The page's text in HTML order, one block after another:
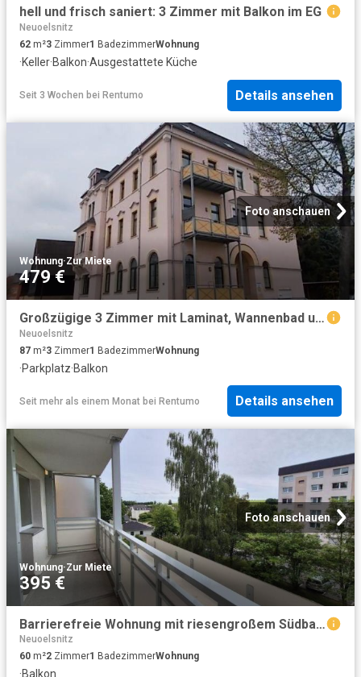
hell und frisch saniert: 3 Zimmer mit Balkon im EG
Neuoelsnitz
62 m²3 Zimmer1 BadezimmerWohnung
·Keller·Balkon·Ausgestattete Küche
Seit 3 Wochen bei Rentumo Details ansehen
Foto anschauen
Wohnung·Zur Miete
479 €
Großzügige 3 Zimmer mit Laminat, Wannenbad und Balkon! Carport oder Stellplatz mgl
Neuoelsnitz
87 m²3 Zimmer1 BadezimmerWohnung
·Parkplatz·Balkon
Seit mehr als einem Monat bei Rentumo Details ansehen
Foto anschauen
Wohnung·Zur Miete
395 €
Barrierefreie Wohnung mit riesengroßem Südbalkon!
Neuoelsnitz
60 m²2 Zimmer1 BadezimmerWohnung
·Balkon